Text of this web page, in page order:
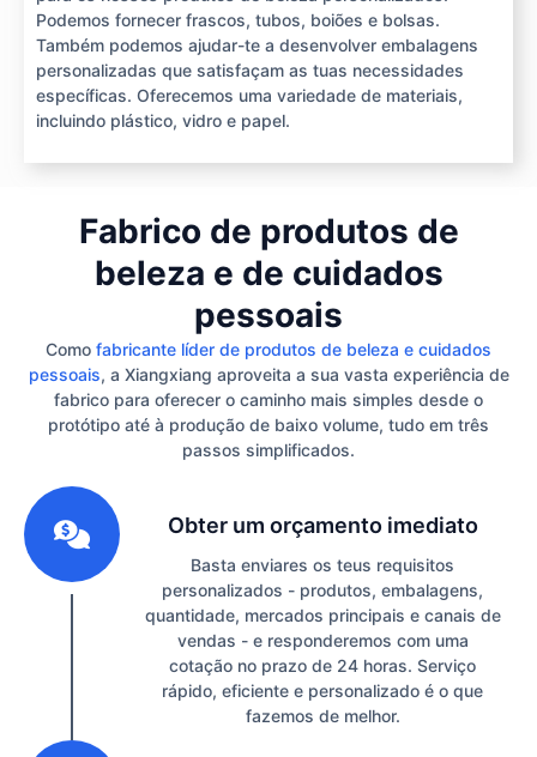
Podemos fornecer frascos, tubos, boiões e bolsas.
Também podemos ajudar-te a desenvolver embalagens
personalizadas que satisfaçam as tuas necessidades
específicas. Oferecemos uma variedade de materiais,
incluindo plástico, vidro e papel.
Fabrico de produtos de
beleza e de cuidados
pessoais
Como fabricante líder de produtos de beleza e cuidados
pessoais, a Xiangxiang aproveita a sua vasta experiência de
fabrico para oferecer o caminho mais simples desde o
protótipo até à produção de baixo volume, tudo em três
passos simplificados.
Obter um orçamento imediato
Basta enviares os teus requisitos
personalizados - produtos, embalagens,
quantidade, mercados principais e canais de
vendas - e responderemos com uma
cotação no prazo de 24 horas. Serviço
rápido, eficiente e personalizado é o que
fazemos de melhor.